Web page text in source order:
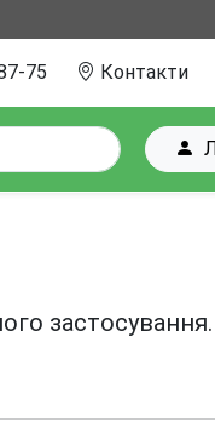
75 Контакти
застосування.